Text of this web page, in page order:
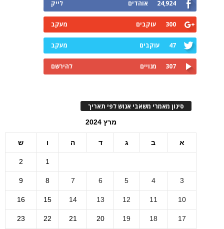
24,924 אוהדים לייק
300 עוקבים מעקב
47 עוקבים מעקב
307 מנויים להירשם
סינון מאמרי משאבי אנוש לפי תאריך
מרץ 2024
א ב ג ד ה ו ש
1
2
3
4
5
6
7
8
9
10
11
12
13
14
15
16
17
18
19
20
21
22
23